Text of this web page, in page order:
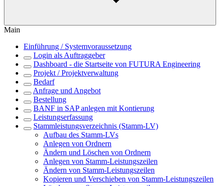
Main
Einführung / Systemvoraussetzung
Login als Auftraggeber
Dashboard - die Startseite von FUTURA Engineering
Projekt / Projektverwaltung
Bedarf
Anfrage und Angebot
Bestellung
BANF in SAP anlegen mit Kontierung
Leistungserfassung
Stammleistungsverzeichnis (Stamm-LV)
Aufbau des Stamm-LVs
Anlegen von Ordnern
Ändern und Löschen von Ordnern
Anlegen von Stamm-Leistungszeilen
Ändern von Stamm-Leistungszeilen
Kopieren und Verschieben von Stamm-Leistungszeilen